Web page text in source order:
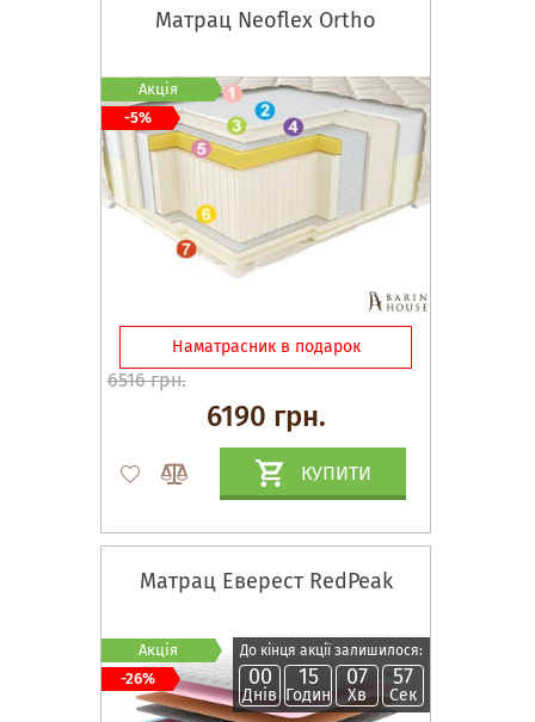
Матрац Neoflex Orthо
Наматрасник в подарок
6516 грн.
6190 грн.
КУПИТИ
Акція
-5%
Матрац Еверест RedPeak
До кінця акції залишилося:
00
Днів
15
Годин
07
Хв
56
Сек
Акція
-26%